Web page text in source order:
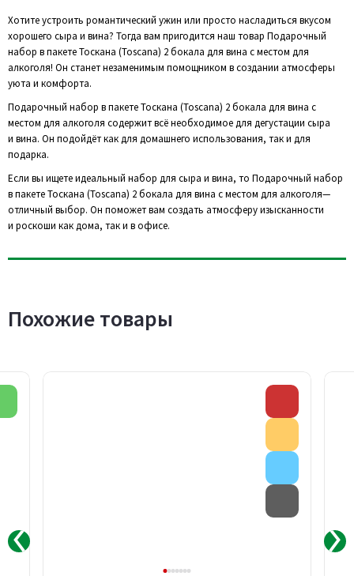
Хотите устроить романтический ужин или просто насладиться вкусом
хорошего сыра и вина? Тогда вам пригодится наш товар Подарочный
набор в пакете Тоскана (Toscana) 2 бокала для вина с местом для
алкоголя! Он станет незаменимым помощником в создании атмосферы
уюта и комфорта.
Подарочный набор в пакете Тоскана (Toscana) 2 бокала для вина с
местом для алкоголя содержит всё необходимое для дегустации сыра
и вина. Он подойдёт как для домашнего использования, так и для
подарка.
Если вы ищете идеальный набор для сыра и вина, то Подарочный набор
в пакете Тоскана (Toscana) 2 бокала для вина с местом для алкоголя—
отличный выбор. Он поможет вам создать атмосферу изысканности
и роскоши как дома, так и в офисе.
Похожие товары